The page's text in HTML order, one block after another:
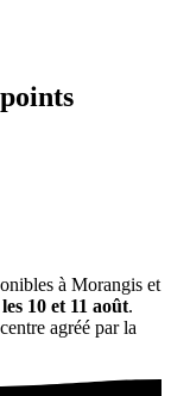
à Morangis et
les 10 et 11 août.
agréé par la